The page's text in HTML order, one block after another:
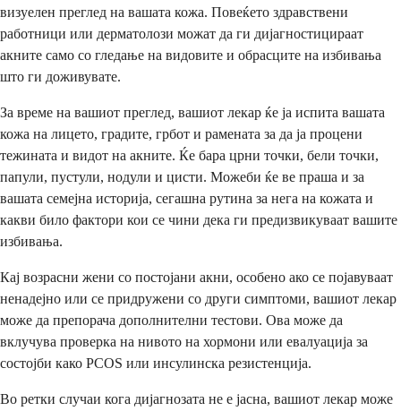
визуелен преглед на вашата кожа. Повеќето здравствени
работници или дерматолози можат да ги дијагностицираат
акните само со гледање на видовите и обрасците на избивања
што ги доживувате.
За време на вашиот преглед, вашиот лекар ќе ја испита вашата
кожа на лицето, градите, грбот и рамената за да ја процени
тежината и видот на акните. Ќе бара црни точки, бели точки,
папули, пустули, нодули и цисти. Можеби ќе ве праша и за
вашата семејна историја, сегашна рутина за нега на кожата и
какви било фактори кои се чини дека ги предизвикуваат вашите
избивања.
Кај возрасни жени со постојани акни, особено ако се појавуваат
ненадејно или се придружени со други симптоми, вашиот лекар
може да препорача дополнителни тестови. Ова може да
вклучува проверка на нивото на хормони или евалуација за
состојби како PCOS или инсулинска резистенција.
Во ретки случаи кога дијагнозата не е јасна, вашиот лекар може